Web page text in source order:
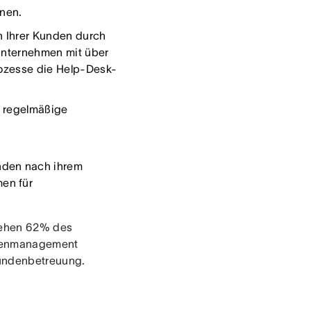
Ihrer Kunden durch
mit über
die Help-Desk-
nach ihrem
für
62% des